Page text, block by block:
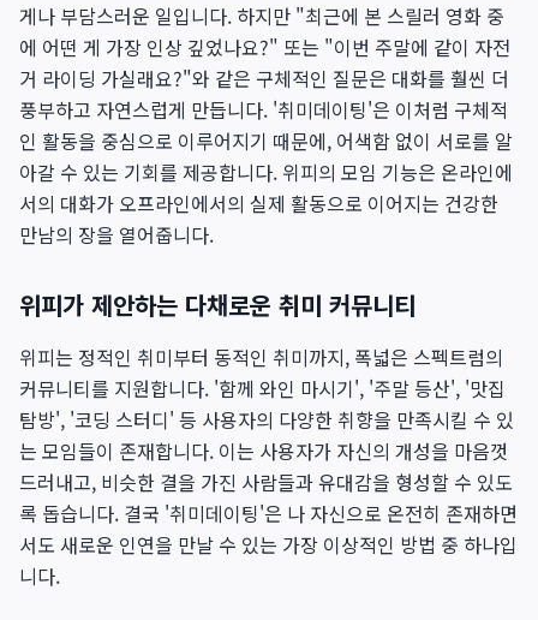
게나 부담스러운 일입니다. 하지만 "최근에 본 스릴러 영화 중
에 어떤 게 가장 인상 깊었나요?" 또는 "이번 주말에 같이 자전
거 라이딩 가실래요?"와 같은 구체적인 질문은 대화를 훨씬 더
풍부하고 자연스럽게 만듭니다. '취미데이팅'은 이처럼 구체적
인 활동을 중심으로 이루어지기 때문에, 어색함 없이 서로를 알
아갈 수 있는 기회를 제공합니다. 위피의 모임 기능은 온라인에
서의 대화가 오프라인에서의 실제 활동으로 이어지는 건강한
만남의 장을 열어줍니다.
위피가 제안하는 다채로운 취미 커뮤니티
위피는 정적인 취미부터 동적인 취미까지, 폭넓은 스펙트럼의
커뮤니티를 지원합니다. '함께 와인 마시기', '주말 등산', '맛집
탐방', '코딩 스터디' 등 사용자의 다양한 취향을 만족시킬 수 있
는 모임들이 존재합니다. 이는 사용자가 자신의 개성을 마음껏
드러내고, 비슷한 결을 가진 사람들과 유대감을 형성할 수 있도
록 돕습니다. 결국 '취미데이팅'은 나 자신으로 온전히 존재하면
서도 새로운 인연을 만날 수 있는 가장 이상적인 방법 중 하나입
니다.